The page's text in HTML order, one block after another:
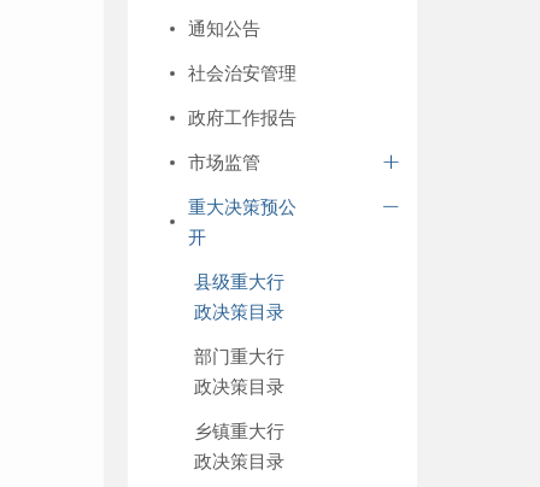
通知公告
社会治安管理
政府工作报告
市场监管
重大决策预公
开
县级重大行
政决策目录
部门重大行
政决策目录
乡镇重大行
政决策目录